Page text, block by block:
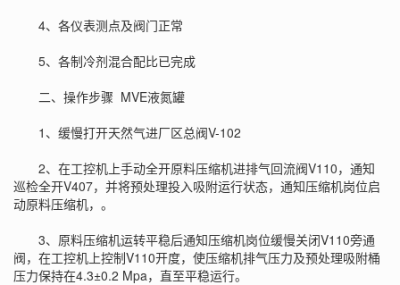
4、各仪表测点及阀门正常
5、各制冷剂混合配比已完成
二、操作步骤 MVE液氮罐
1、缓慢打开天然气进厂区总阀V-102
2、在工控机上手动全开原料压缩机进排气回流阀V110，通知
巡检全开V407，并将预处理投入吸附运行状态，通知压缩机岗位启
动原料压缩机，。
3、原料压缩机运转平稳后通知压缩机岗位缓慢关闭V110旁通
阀，在工控机上控制V110开度，使压缩机排气压力及预处理吸附桶
压力保持在4.3±0.2 Mpa，直至平稳运行。